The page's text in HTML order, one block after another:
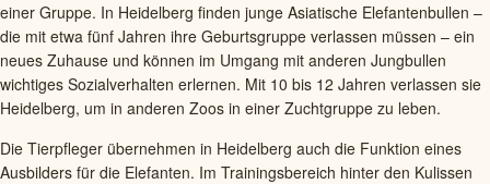
einer Gruppe. In Heidelberg finden junge Asiatische Elefantenbullen –
die mit etwa fünf Jahren ihre Geburtsgruppe verlassen müssen – ein
neues Zuhause und können im Umgang mit anderen Jungbullen
wichtiges Sozialverhalten erlernen. Mit 10 bis 12 Jahren verlassen sie
Heidelberg, um in anderen Zoos in einer Zuchtgruppe zu leben.
Die Tierpfleger übernehmen in Heidelberg auch die Funktion eines
Ausbilders für die Elefanten. Im Trainingsbereich hinter den Kulissen